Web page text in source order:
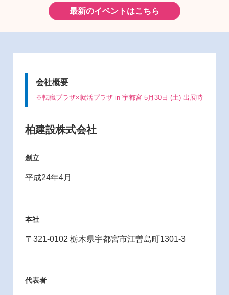
最新のイベントはこちら
会社概要
※転職プラザ×就活プラザ in 宇都宮 5月30日 (土) 出展時
柏建設株式会社
創立
平成24年4月
本社
〒321-0102 栃木県宇都宮市江曽島町1301-3
代表者